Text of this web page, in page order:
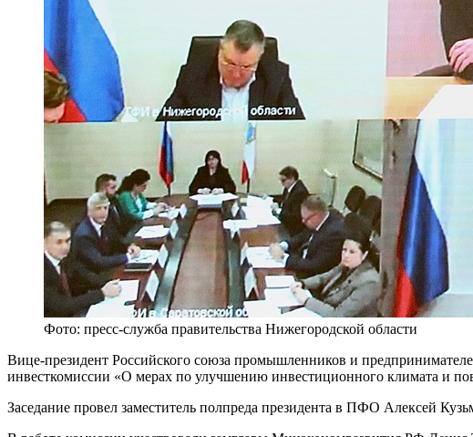
Фото: пресс-служба правительства Нижегородской области
Вице-президент Российского союза промышленников и
инвесткомиссии «О мерах по улучшению инвестиционного климата и
Заседание провел заместитель полпреда президента в ПФО Алексей